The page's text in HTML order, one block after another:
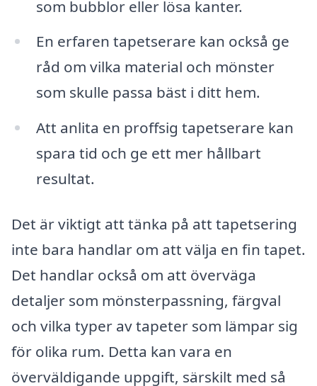
som bubblor eller lösa kanter.
En erfaren tapetserare kan också ge
råd om vilka material och mönster
som skulle passa bäst i ditt hem.
Att anlita en proffsig tapetserare kan
spara tid och ge ett mer hållbart
resultat.
Det är viktigt att tänka på att tapetsering
inte bara handlar om att välja en fin tapet.
Det handlar också om att överväga
detaljer som mönsterpassning, färgval
och vilka typer av tapeter som lämpar sig
för olika rum. Detta kan vara en
överväldigande uppgift, särskilt med så